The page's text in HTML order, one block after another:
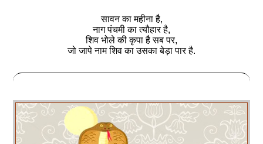
सावन का महीना है,
नाग पंचमी का त्यौहार है,
शिव भोले की कृपा है सब पर,
जो जापे नाम शिव का उसका बेड़ा पार है.